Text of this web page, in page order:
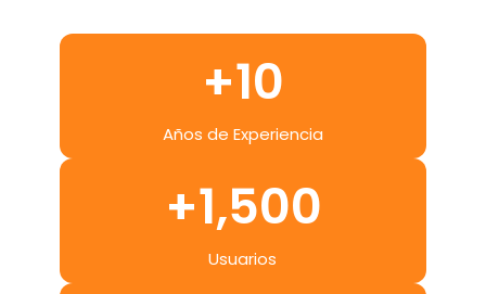
Años de Experiencia
+10
Usuarios
+1,500